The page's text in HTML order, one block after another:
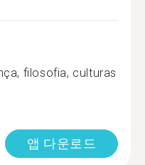
filosofia, culturas
앱 다운로드